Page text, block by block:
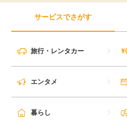
サービスでさがす
旅行・レンタカー
エンタメ
暮らし